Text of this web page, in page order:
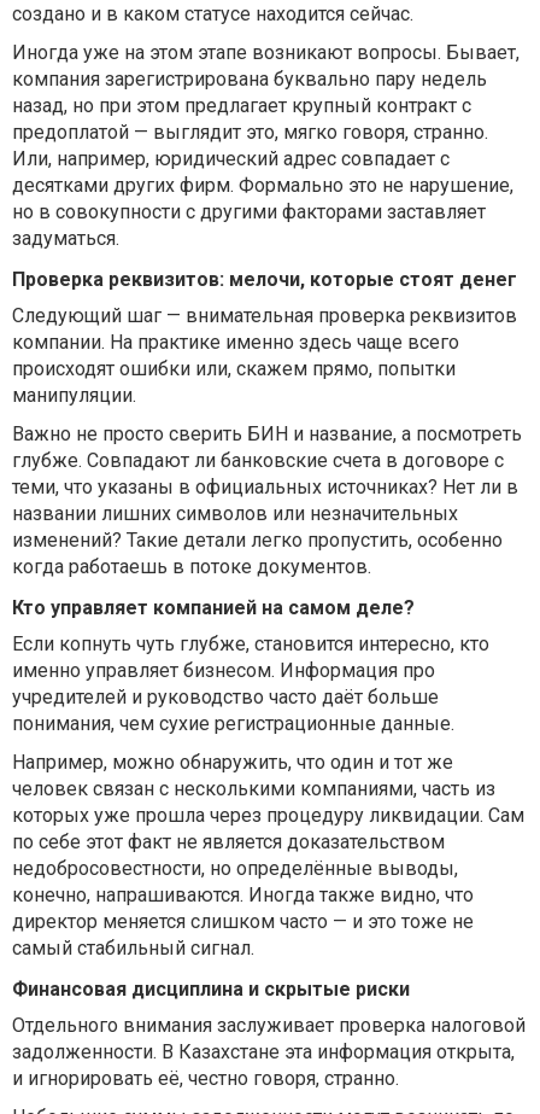
создано и в каком статусе находится сейчас.
Иногда уже на этом этапе возникают вопросы. Бывает,
компания зарегистрирована буквально пару недель
назад, но при этом предлагает крупный контракт с
предоплатой — выглядит это, мягко говоря, странно.
Или, например, юридический адрес совпадает с
десятками других фирм. Формально это не нарушение,
но в совокупности с другими факторами заставляет
задуматься.
Проверка реквизитов: мелочи, которые стоят денег
Следующий шаг — внимательная проверка реквизитов
компании. На практике именно здесь чаще всего
происходят ошибки или, скажем прямо, попытки
манипуляции.
Важно не просто сверить БИН и название, а посмотреть
глубже. Совпадают ли банковские счета в договоре с
теми, что указаны в официальных источниках? Нет ли в
названии лишних символов или незначительных
изменений? Такие детали легко пропустить, особенно
когда работаешь в потоке документов.
Кто управляет компанией на самом деле?
Если копнуть чуть глубже, становится интересно, кто
именно управляет бизнесом. Информация про
учредителей и руководство часто даёт больше
понимания, чем сухие регистрационные данные.
Например, можно обнаружить, что один и тот же
человек связан с несколькими компаниями, часть из
которых уже прошла через процедуру ликвидации. Сам
по себе этот факт не является доказательством
недобросовестности, но определённые выводы,
конечно, напрашиваются. Иногда также видно, что
директор меняется слишком часто — и это тоже не
самый стабильный сигнал.
Финансовая дисциплина и скрытые риски
Отдельного внимания заслуживает проверка налоговой
задолженности. В Казахстане эта информация открыта,
и игнорировать её, честно говоря, странно.